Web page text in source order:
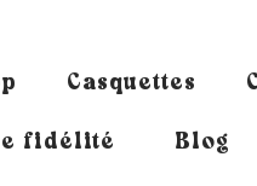
Casquettes
fidélité Blog